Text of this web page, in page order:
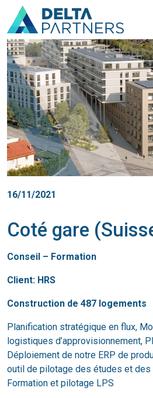
16/11/2021
Coté gare
Conseil – Formation
Client: HRS
Construction de 487 logements
Planification stratégique en flux,
logistiques d’approvisionnement,
Déploiement de notre ERP de
outil de pilotage des études et
Formation et pilotage LPS